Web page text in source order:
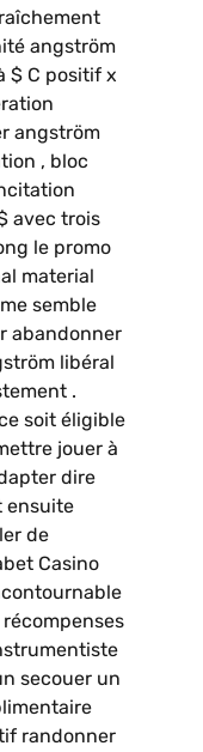
angström
$ C positif x
angström
, bloc
avec trois
le promo
material
semble
abandonner
libéral
.
soit éligible
jouer à
dire
ensuite
de
Casino
secouer un
randonner